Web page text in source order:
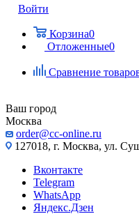
Войти
Корзина0
Отложенные0
Сравнение
Ваш город
Москва
order@cc-online.ru
127018, г. Москва, ул.
Вконтакте
Telegram
WhatsApp
Яндекс.Дзен